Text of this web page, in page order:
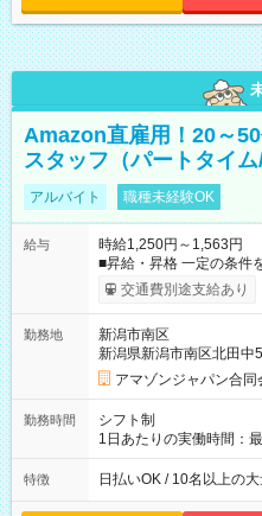
Amazon直雇用！20～
スタッフ（パートタイ
アルバイト 職種未経験OK
給与
時給1,250円～1,563円
■昇給・昇格 一定の条件
まで昇給の機会があります。 ■正社員登用制度あり ※月
月25日支払い ※時間外
☆Amazon直雇用で安定して働けます！
あり 試用期間の長さ：1
です。
交通費別途支給あり
勤務地
新潟市南区
新潟県新潟市南区北田
アマゾンジャパン合同
勤務時間
シフト制
1日あたりの実働時間：
特徴 日払いOK / 10名以上の